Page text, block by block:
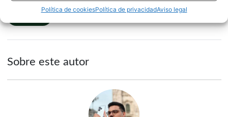
Política de cookiesPolítica de privacidadAviso legal
NOTICIAS
Sobre este autor